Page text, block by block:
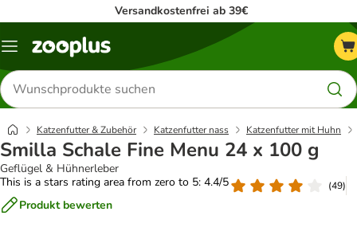
Versandkostenfrei ab 39€
Menü
Produkte
suchen
Katzenfutter & Zubehör Katzenfutter nass Katzenfutter mit Huhn
Smilla Schale Fine Menu 24 x 100 g
Geflügel & Hühnerleber
This is a stars rating area from zero to 5: 4.4/5
(49)
Produkt bewerten